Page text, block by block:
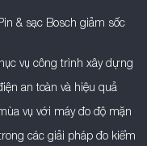
& sạc Bosch giảm sốc
vụ công trình xây dựng
an toàn và hiệu quả
vụ với máy đo độ mặn
các giải pháp đo kiểm